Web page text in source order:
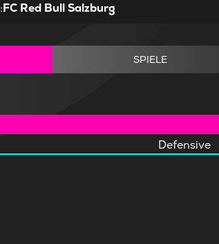
:FC Red Bull Salzburg
SPIELE
Defensive